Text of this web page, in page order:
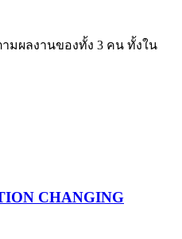
มผลงานของทั้ง 3 คน ทั้งใน
CHANGING